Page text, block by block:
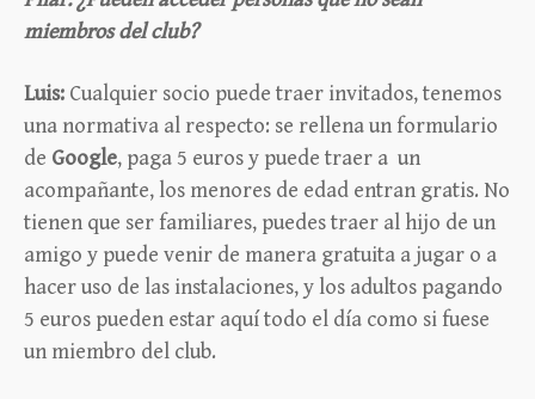
miembros del club?
Luis: Cualquier socio puede traer invitados, tenemos
una normativa al respecto: se rellena un formulario
de Google, paga 5 euros y puede traer a un
acompañante, los menores de edad entran gratis. No
tienen que ser familiares, puedes traer al hijo de un
amigo y puede venir de manera gratuita a jugar o a
hacer uso de las instalaciones, y los adultos pagando
5 euros pueden estar aquí todo el día como si fuese
un miembro del club.